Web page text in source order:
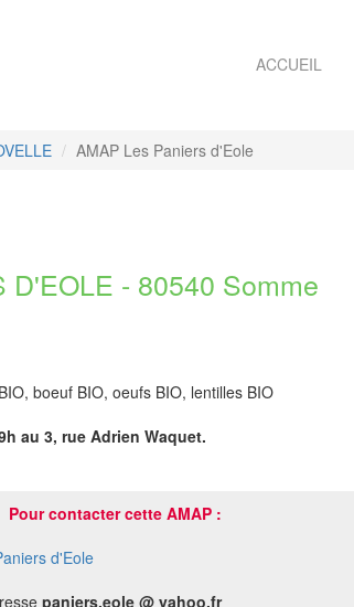
ACCUEIL
AMAP Les Paniers d'Eole
D'EOLE - 80540 Somme
boeuf BIO, oeufs BIO, lentilles BIO
au 3, rue Adrien Waquet.
Pour contacter cette AMAP :
d'Eole
paniers.eole @ yahoo.fr